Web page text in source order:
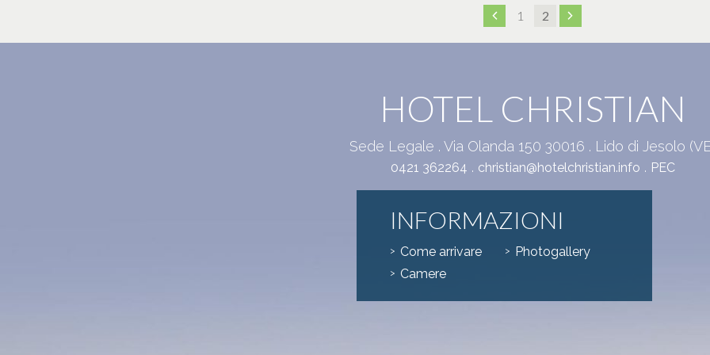
1 2
HOTEL CHRISTIAN
Sede Legale . Via Olanda 150 30016 . Lido di Jesolo
0421 362264 . christian@hotelchristian.info . PEC
INFORMAZIONI
Come arrivare
Camere
Photogallery